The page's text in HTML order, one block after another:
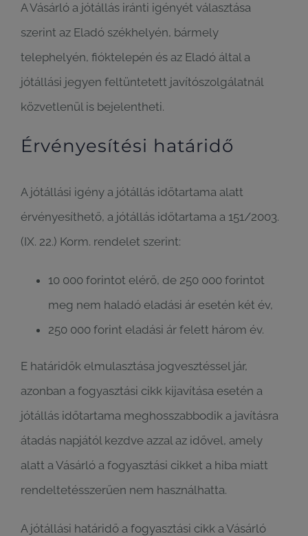
A Vásárló a jótállás iránti igényét választása
szerint az Eladó székhelyén, bármely
telephelyén, fióktelepén és az Eladó által a
jótállási jegyen feltüntetett javítószolgálatnál
közvetlenül is bejelentheti.
Érvényesítési határidő
A jótállási igény a jótállás időtartama alatt
érvényesíthető, a jótállás időtartama a 151/2003.
(IX. 22.) Korm. rendelet szerint:
10 000 forintot elérő, de 250 000 forintot
meg nem haladó eladási ár esetén két év,
250 000 forint eladási ár felett három év.
E határidők elmulasztása jogvesztéssel jár,
azonban a fogyasztási cikk kijavítása esetén a
jótállás időtartama meghosszabbodik a javításra
átadás napjától kezdve azzal az idővel, amely
alatt a Vásárló a fogyasztási cikket a hiba miatt
rendeltetésszerűen nem használhatta.
A jótállási határidő a fogyasztási cikk a Vásárló